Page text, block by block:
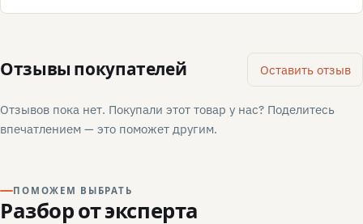
Отзывы покупателей Оставить отзыв
Отзывов пока нет. Покупали этот товар у нас? Поделитесь
впечатлением — это поможет другим.
ПОМОЖЕМ ВЫБРАТЬ
Разбор от эксперта